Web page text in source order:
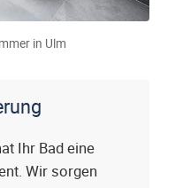
in Ulm
Ihr Bad eine
Wir sorgen